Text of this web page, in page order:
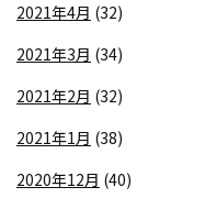
2021年4月 (32)
2021年3月 (34)
2021年2月 (32)
2021年1月 (38)
2020年12月 (40)